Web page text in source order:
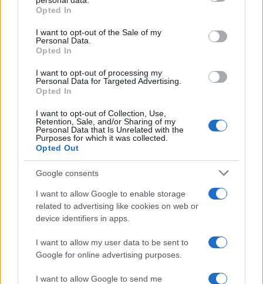
grant or deny consent to Google and its third-party tags to
use your data for below specified purposes in below Google
consent section.
Opted In
I want to opt-out of the Sale of my
Personal Data.
Opted In
I want to opt-out of processing my
Personal Data for Targeted Advertising.
Opted In
I want to opt-out of Collection, Use,
Retention, Sale, and/or Sharing of my
Personal Data that Is Unrelated with the
Purposes for which it was collected.
Opted Out
Google consents
I want to allow Google to enable storage
related to advertising like cookies on web or
device identifiers in apps.
I want to allow my user data to be sent to
Google for online advertising purposes.
I want to allow Google to send me
I nostri cari
I nostri cari
I nostri cari
Giovannimaria Cabras